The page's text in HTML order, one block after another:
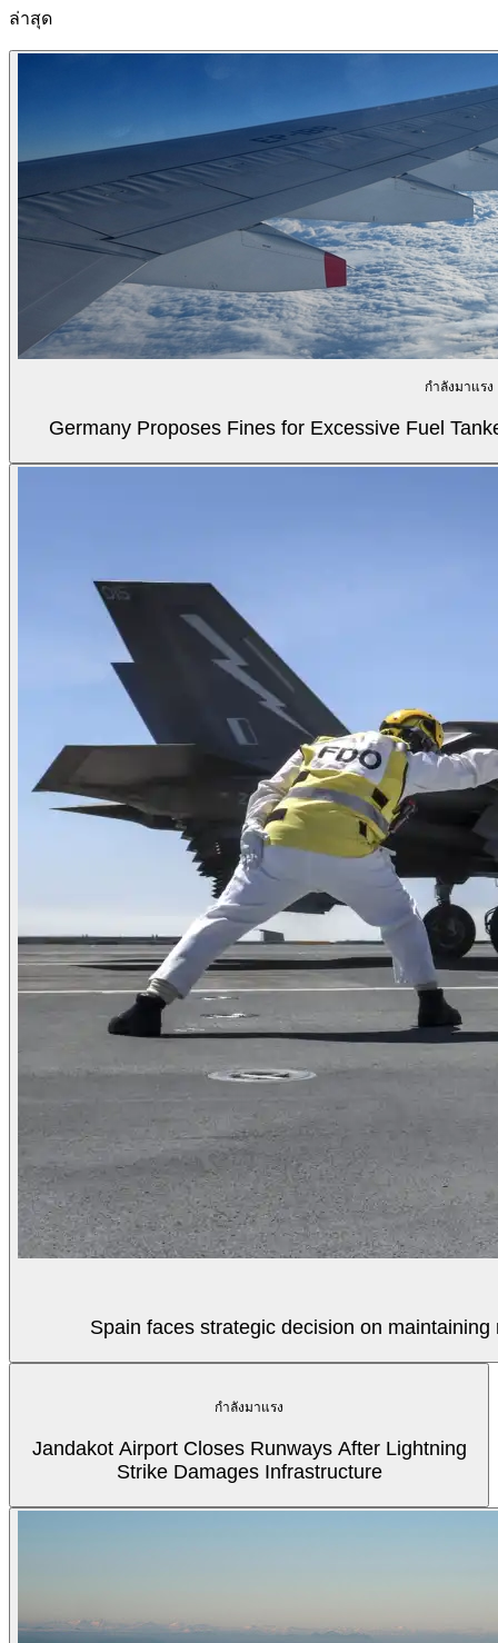
ล่าสุด
กำลังมาแรง
Germany Proposes Fines for Excessive Fuel
Spain faces strategic decision on
กำลังมาแรง
Jandakot Airport Closes Runways After Lightning
Strike Damages Infrastructure